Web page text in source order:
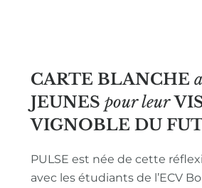
CARTE BLANCHE
JEUNES pour leur
VIGNOBLE DU
PULSE est née de cette
avec les étudiants de l’ECV